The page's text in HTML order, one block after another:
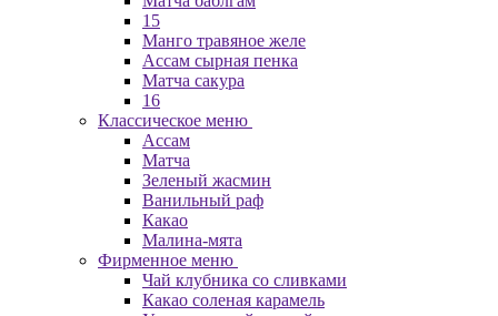
15
Манго травяное желе
Ассам сырная пенка
Матча сакура
16
Классическое меню
Ассам
Матча
Зеленый жасмин
Ванильный раф
Какао
Малина-мята
Фирменное меню
Чай клубника со сливками
Какао соленая карамель